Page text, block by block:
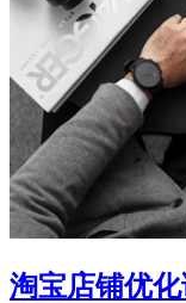
淘宝店铺优